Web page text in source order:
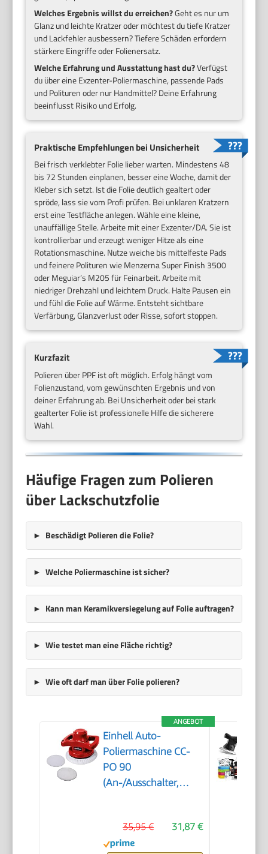
Welches Ergebnis willst du erreichen?Geht es nur um
Glanz und leichte Kratzer oder möchtest du tiefe Kratzer
und Lackfehler ausbessern? Tiefere Schäden erfordern
stärkere Eingriffe oder Folienersatz.
Welche Erfahrung und Ausstattung hast du?Verfügst
du über eine Exzenter-Poliermaschine, passende Pads
und Polituren oder nur Handmittel? Deine Erfahrung
beeinflusst Risiko und Erfolg.
Praktische Empfehlungen bei Unsicherheit
Bei frisch verklebter Folie lieber warten. Mindestens 48
bis 72 Stunden einplanen, besser eine Woche, damit der
Kleber sich setzt. Ist die Folie deutlich gealtert oder
spröde, lass sie vom Profi prüfen. Bei unklaren Kratzern
erst eine Testfläche anlegen. Wähle eine kleine,
unauffällige Stelle. Arbeite mit einer Exzenter/DA. Sie ist
kontrollierbar und erzeugt weniger Hitze als eine
Rotationsmaschine. Nutze weiche bis mittelfeste Pads
und feinere Polituren wie Menzerna Super Finish 3500
oder Meguiar’s M205 für Feinarbeit. Arbeite mit
niedriger Drehzahl und leichtem Druck. Halte Pausen ein
und fühl die Folie auf Wärme. Entsteht sichtbare
Verfärbung, Glanzverlust oder Risse, sofort stoppen.
Kurzfazit
Polieren über PPF ist oft möglich. Erfolg hängt vom
Folienzustand, vom gewünschten Ergebnis und von
deiner Erfahrung ab. Bei Unsicherheit oder bei stark
gealterter Folie ist professionelle Hilfe die sicherere
Wahl.
Häufige Fragen zum Polieren
über Lackschutzfolie
Beschädigt Polieren die Folie?
Welche Poliermaschine ist sicher?
Kann man Keramikversiegelung auf Folie auftragen?
Wie testet man eine Fläche richtig?
Wie oft darf man über Folie polieren?
ANGEBOT
Einhell Auto-
Poliermaschine CC-
PO 90
(An-/Ausschalter,
und Synthetik-
Polierhaube inklusive)
31,87 €
35,95 €